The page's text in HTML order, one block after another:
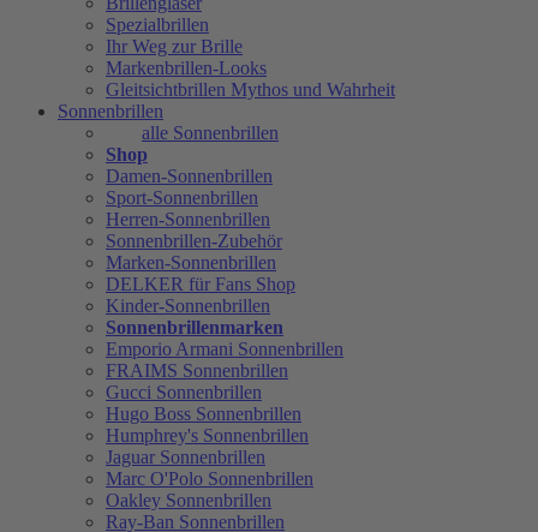
Spezialbrillen
Ihr Weg zur Brille
Markenbrillen-Looks
Gleitsichtbrillen Mythos und Wahrheit
Sonnenbrillen
alle Sonnenbrillen
Shop
Damen-Sonnenbrillen
Sport-Sonnenbrillen
Herren-Sonnenbrillen
Sonnenbrillen-Zubehör
Marken-Sonnenbrillen
DELKER für Fans Shop
Kinder-Sonnenbrillen
Sonnenbrillenmarken
Emporio Armani Sonnenbrillen
FRAIMS Sonnenbrillen
Gucci Sonnenbrillen
Hugo Boss Sonnenbrillen
Humphrey's Sonnenbrillen
Jaguar Sonnenbrillen
Marc O'Polo Sonnenbrillen
Oakley Sonnenbrillen
Ray-Ban Sonnenbrillen